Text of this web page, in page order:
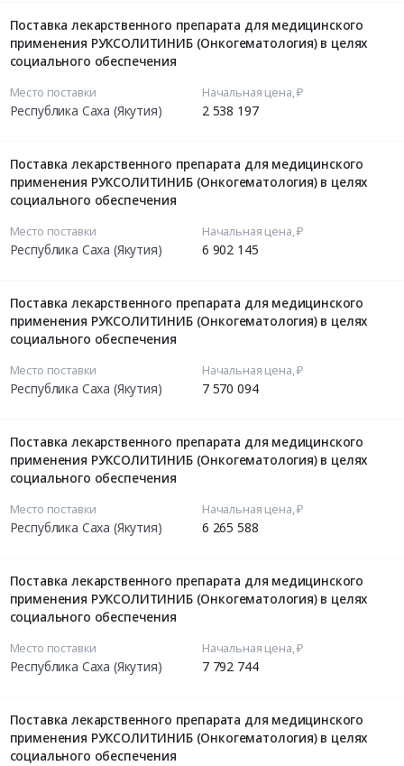
Поставка лекарственного препарата для медицинского
применения РУКСОЛИТИНИБ (Онкогематология) в целях
социального обеспечения
Место поставки
Республика Саха (Якутия)
Начальная цена, ₽
2 538 197
Поставка лекарственного препарата для медицинского
применения РУКСОЛИТИНИБ (Онкогематология) в целях
социального обеспечения
Место поставки
Республика Саха (Якутия)
Начальная цена, ₽
6 902 145
Поставка лекарственного препарата для медицинского
применения РУКСОЛИТИНИБ (Онкогематология) в целях
социального обеспечения
Место поставки
Республика Саха (Якутия)
Начальная цена, ₽
7 570 094
Поставка лекарственного препарата для медицинского
применения РУКСОЛИТИНИБ (Онкогематология) в целях
социального обеспечения
Место поставки
Республика Саха (Якутия)
Начальная цена, ₽
6 265 588
Поставка лекарственного препарата для медицинского
применения РУКСОЛИТИНИБ (Онкогематология) в целях
социального обеспечения
Место поставки
Республика Саха (Якутия)
Начальная цена, ₽
7 792 744
Поставка лекарственного препарата для медицинского
применения РУКСОЛИТИНИБ (Онкогематология) в целях
социального обеспечения